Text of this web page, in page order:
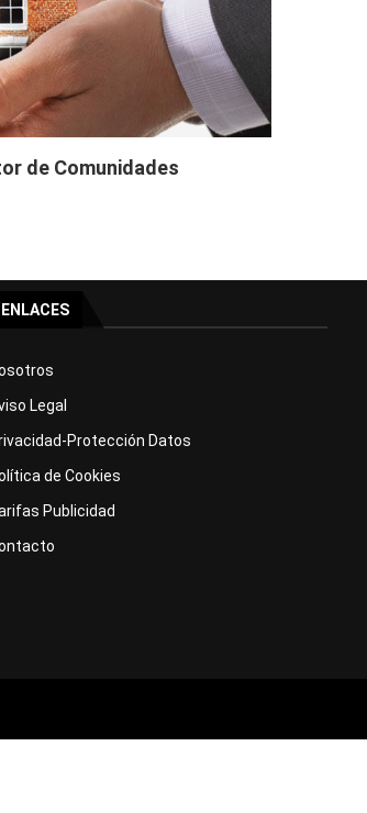
de Comunidades
ENLACES
Legal
Protección Datos
de Cookies
Publicidad